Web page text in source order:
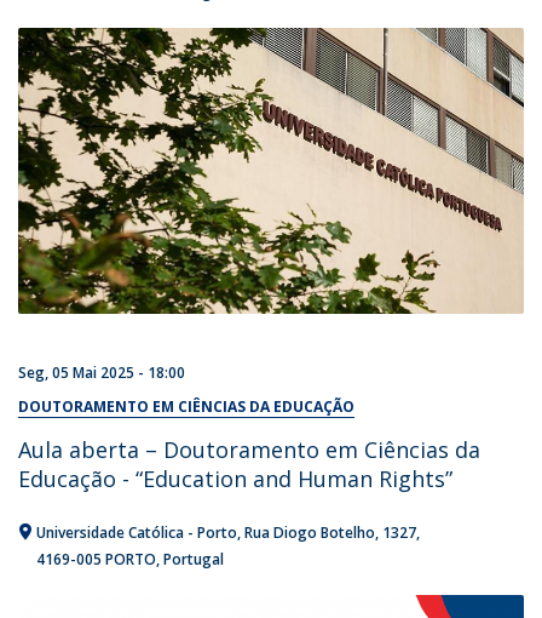
Seg, 05 Mai 2025 - 18:00
DOUTORAMENTO EM CIÊNCIAS DA EDUCAÇÃO
Aula aberta – Doutoramento em Ciências da
Educação - “Education and Human Rights”
Universidade Católica - Porto Rua Diogo Botelho, 1327
4169-005 PORTO Portugal